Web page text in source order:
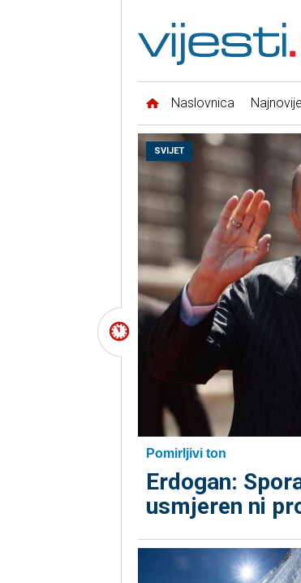
Naslovnica Najnovije
SVIJET
Pomirljivi ton
Erdogan:
usmjeren ni